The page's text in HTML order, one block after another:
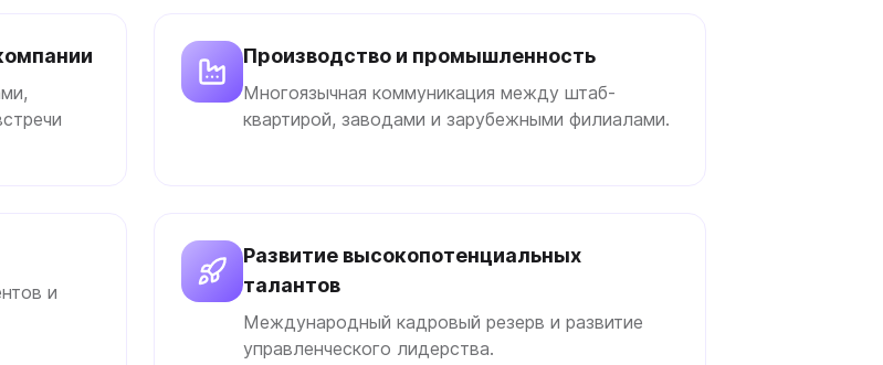
Производство и промышленность
Многоязычная коммуникация между штаб-
квартирой, заводами и зарубежными филиалами.
и
Развитие высокопотенциальных
талантов
Международный кадровый резерв и развитие
управленческого лидерства.